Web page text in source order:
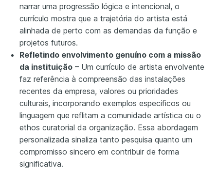
narrar uma progressão lógica e intencional, o
currículo mostra que a trajetória do artista está
alinhada de perto com as demandas da função e
projetos futuros.
Refletindo envolvimento genuíno com a missão
da instituição – Um currículo de artista envolvente
faz referência à compreensão das instalações
recentes da empresa, valores ou prioridades
culturais, incorporando exemplos específicos ou
linguagem que reflitam a comunidade artística ou o
ethos curatorial da organização. Essa abordagem
personalizada sinaliza tanto pesquisa quanto um
compromisso sincero em contribuir de forma
significativa.